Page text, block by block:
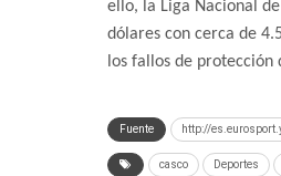
ello, la Liga Nacional
dólares con cerca de
los fallos de
Fuente http://
casco Deportes